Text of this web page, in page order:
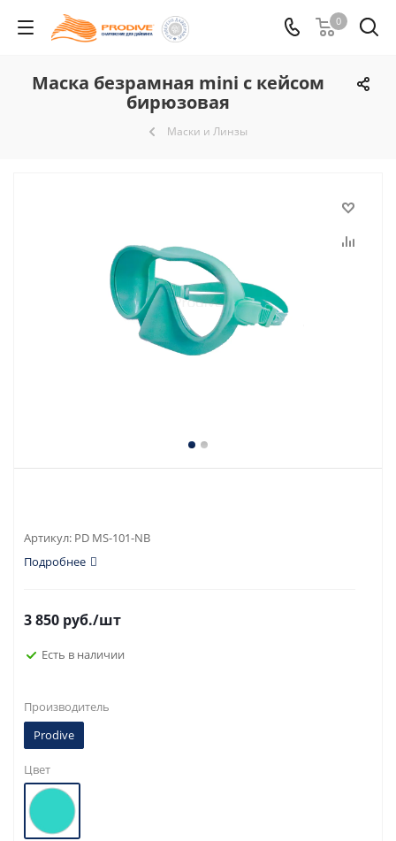
0
Маска безрамная mini c кейсом
бирюзовая
Маски и Линзы
Артикул: PD MS-101-NB
Подробнее
3 850 руб./шт
Есть в наличии
Производитель
Prodive
Цвет